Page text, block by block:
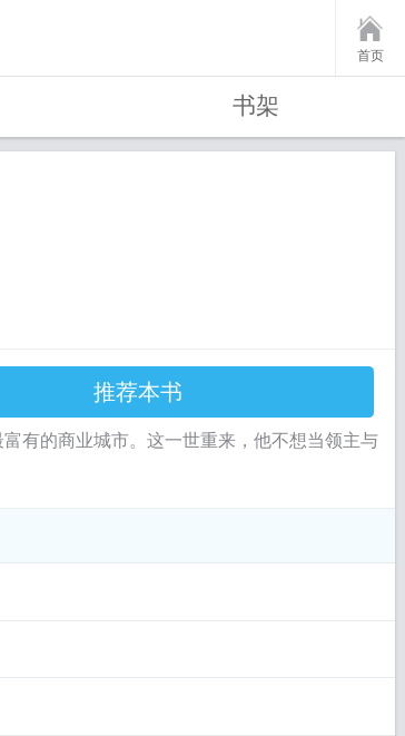
首页
书架
推荐本书
有的商业城市。这一世重来，他不想当领主与